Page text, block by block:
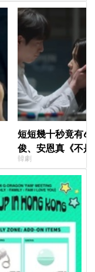
短短幾十秒竟有6
俊、安恩真《不
公開，網友直呼
韓劇